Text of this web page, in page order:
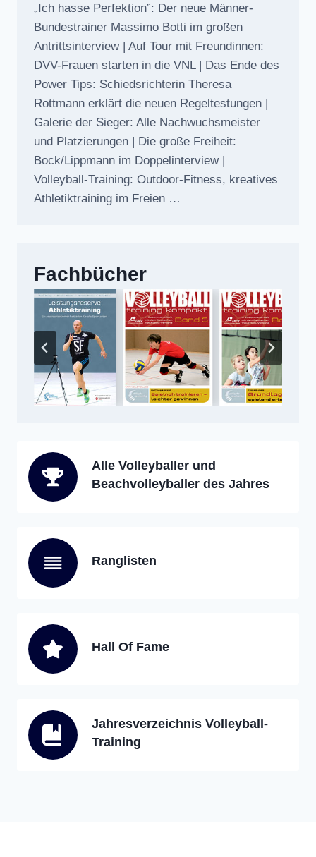
„Ich hasse Perfektion”: Der neue Männer-
Bundestrainer Massimo Botti im großen
Antrittsinterview | Auf Tour mit Freundinnen:
DVV-Frauen starten in die VNL | Das Ende des
Power Tips: Schiedsrichterin Theresa
Rottmann erklärt die neuen Regeltestungen |
Galerie der Sieger: Alle Nachwuchsmeister
und Platzierungen | Die große Freiheit:
Bock/Lippmann im Doppelinterview |
Volleyball-Training: Outdoor-Fitness, kreatives
Athletiktraining im Freien …
Fachbücher
Alle Volleyballer und
Beachvolleyballer des Jahres
Ranglisten
Hall Of Fame
Jahresverzeichnis Volleyball-
Training